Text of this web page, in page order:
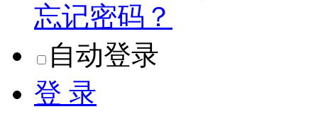
忘记密码？
自动登录
登 录